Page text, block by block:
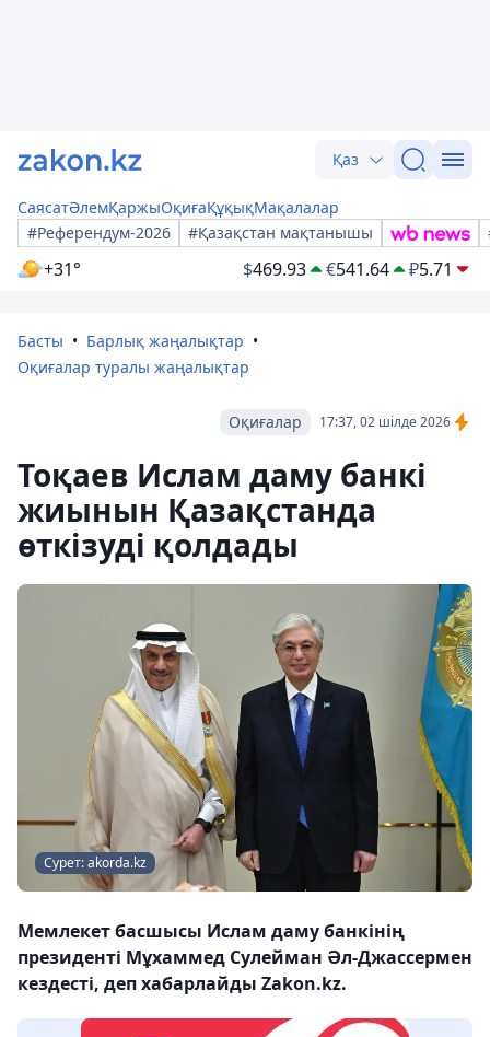
Қаз
СаясатӘлемҚаржыОқиғаҚұқықМақалалар
#Референдум-2026
#Қазақстан мақтанышы
+31° $469.93 €541.64 ₽5.71
Басты
Барлық жаңалықтар
Оқиғалар туралы жаңалықтар
17:37, 02 шілде 2026
Оқиғалар
Тоқаев Ислам даму банкі
жиынын Қазақстанда
өткізуді қолдады
Сурет: akorda.kz
Мемлекет басшысы Ислам даму банкінің
президенті Мұхаммед Сулейман Әл-Джассермен
кездесті, деп хабарлайды Zakon.kz.